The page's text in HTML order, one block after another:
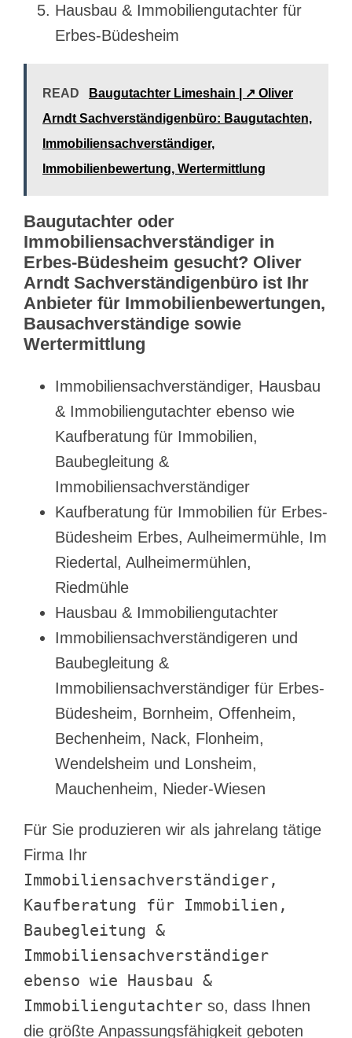
Hausbau & Immobiliengutachter für
Erbes-Büdesheim
READ
Baugutachter Limeshain | ↗️ Oliver
Arndt Sachverständigenbüro: Baugutachten,
Immobiliensachverständiger,
Immobilienbewertung, Wertermittlung
Baugutachter oder
Immobiliensachverständiger in
Erbes-Büdesheim gesucht? Oliver
Arndt Sachverständigenbüro ist Ihr
Anbieter für Immobilienbewertungen,
Bausachverständige sowie
Wertermittlung
Immobiliensachverständiger, Hausbau
& Immobiliengutachter ebenso wie
Kaufberatung für Immobilien,
Baubegleitung &
Immobiliensachverständiger
Kaufberatung für Immobilien für Erbes-
Büdesheim Erbes, Aulheimermühle, Im
Riedertal, Aulheimermühlen,
Riedmühle
Hausbau & Immobiliengutachter
Immobiliensachverständigeren und
Baubegleitung &
Immobiliensachverständiger für Erbes-
Büdesheim, Bornheim, Offenheim,
Bechenheim, Nack, Flonheim,
Wendelsheim und Lonsheim,
Mauchenheim, Nieder-Wiesen
Für Sie produzieren wir als jahrelang tätige
Firma Ihr
Immobiliensachverständiger,
Kaufberatung für Immobilien,
Baubegleitung &
Immobiliensachverständiger
ebenso wie Hausbau &
Immobiliengutachter so, dass Ihnen
die größte Anpassungsfähigkeit geboten